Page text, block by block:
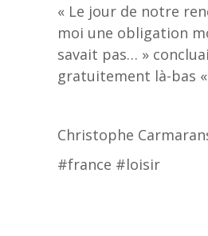
« Le jour de notre
moi une obligation
savait pas… »
gratuitement là-bas
Christophe
#france #loisir